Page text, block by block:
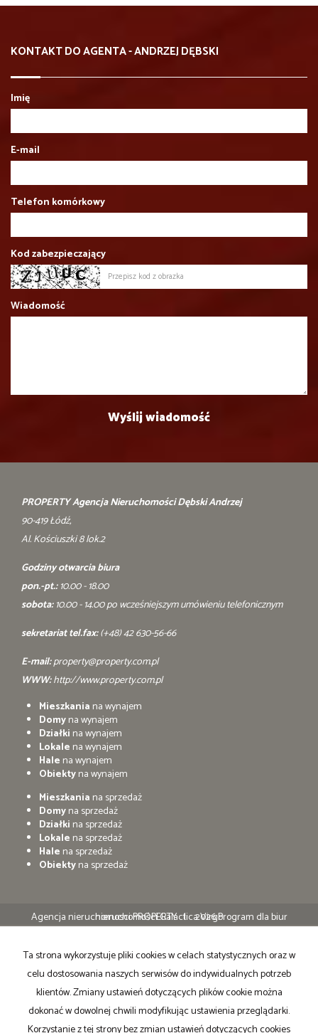
KONTAKT DO AGENTA - ANDRZEJ DĘBSKI
Imię
E-mail
Telefon komórkowy
Kod zabezpieczający
Wiadomość
PROPERTY Agencja Nieruchomości Dębski Andrzej
90-419 Łódź,
Al. Kościuszki 8 lok.2
Godziny otwarcia biura
pon.-pt.:10.00 - 18.00
sobota:10.00 - 14.00 po wcześniejszym umówieniu telefonicznym
sekretariat tel.fax:(+48) 42 630-56-66
E-mail:property@property.com.pl
WWW:http://www.property.com.pl
Mieszkania na wynajem
Domyna wynajem
Działki na wynajem
Lokale na wynajem
Hale na wynajem
Obiektyna wynajem
Mieszkania na sprzedaż
Domyna sprzedaż
Działki na sprzedaż
Lokale na sprzedaż
Hale na sprzedaż
Obiektyna sprzedaż
Agencja nieruchomosci PROPERTY 2026
Program dla biur nieruchomościGalactica Virgo
Ta strona wykorzystuje pliki cookies w celach statystycznych oraz w
celu dostosowania naszych serwisów do indywidualnych potrzeb
klientów. Zmiany ustawień dotyczących plików cookie można
dokonać w dowolnej chwili modyfikując ustawienia przeglądarki.